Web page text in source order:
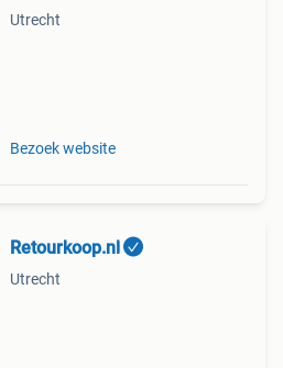
Utrecht
Bezoek website
Retourkoop.nl
Utrecht